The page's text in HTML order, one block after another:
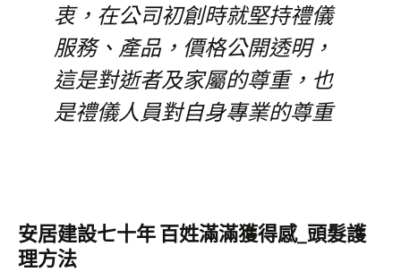
衷，在公司初創時就堅持禮儀
服務、產品，價格公開透明，
這是對逝者及家屬的尊重，也
是禮儀人員對自身專業的尊重
安居建設七十年 百姓滿滿獲得感_頭髮護
理方法